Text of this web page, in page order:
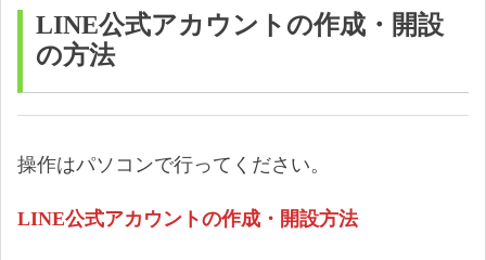
テ
キ
プ
LINE公式アカウントの作成・開設
の方法
操作はパソコンで行ってください。
LINE公式アカウントの作成・開設方法